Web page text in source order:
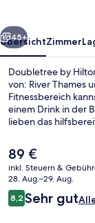
Weiter
45+
ÜbersichtZimmer
Doubletree by
von: River Thames
Fitnessbereich
einem Drink in der
lieben das
Der
aktuelle
Preis
beträgt
89 €.
89 €
inkl. Steuern &
28. Aug.–29. Aug.
Bewertungen
8,28,2 von 10.
Sehr gut